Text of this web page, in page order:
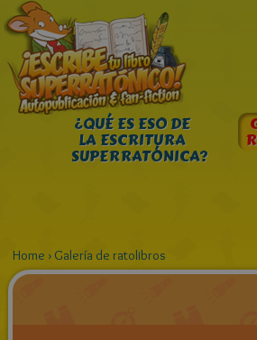
¿QUÉ ES ESO DE
LA ESCRITURA
SUPERRATÓNICA?
Home › Galería de ratolibros